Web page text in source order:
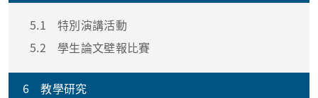
5.1
特別演講活動
5.2
學生論文壁報比賽
6 教學研究